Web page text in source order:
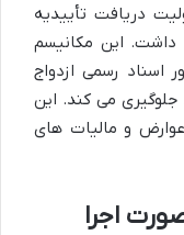
دریافت تأییدیه
داشت. این مکانیسم
رسمی ازدواج
جلوگیری می کند. این
و مالیات های
اجرا